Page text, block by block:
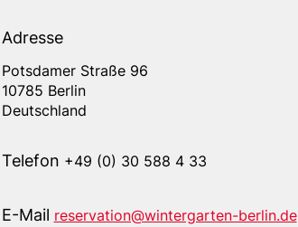
Adresse
Adresse
Potsdamer Straße 96
10785 Berlin
Deutschland
Telefon +49 (0) 30 588 4 33
E-Mail reservation@wintergarten-berlin.de